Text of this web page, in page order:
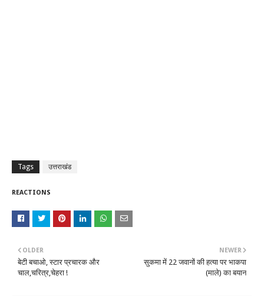
Tags उत्तराखंड
REACTIONS
NEWER
सुकमा में 22 जवानों की हत्या पर भाकपा
(माले) का बयान
OLDER
बेटी बचाओ, स्टार प्रचारक और
चाल,चरित्र,चेहरा !